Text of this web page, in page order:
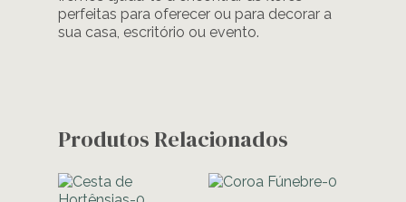
perfeitas para oferecer ou para decorar a
sua casa, escritório ou evento.
Produtos Relacionados